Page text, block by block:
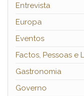
Entrevista
Europa
Eventos
Factos, Pessoas e
Gastronomia
Governo